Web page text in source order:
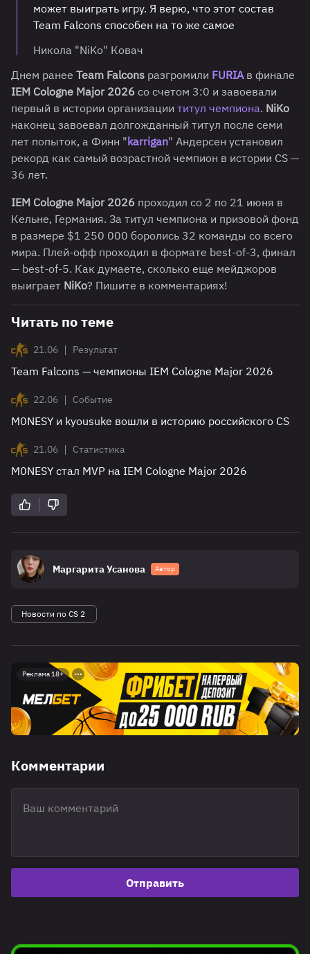
может выиграть игру. Я верю, что этот состав
Team Falcons способен на то же самое
Никола "NiKo" Ковач
Днем ранее Team Falcons разгромили FURIAв финале
IEM Cologne Major 2026 со счетом 3:0 и завоевали
первый в истории организации титул чемпиона. NiKo
наконец завоевал долгожданный титул после семи
лет попыток, а Финн "karrigan" Андерсен установил
рекорд как самый возрастной чемпион в истории CS —
36 лет.
IEM Cologne Major 2026 проходил со 2 по 21 июня в
Кельне, Германия. За титул чемпиона и призовой фонд
в размере $1 250 000 боролись 32 команды со всего
мира. Плей-офф проходил в формате best-of-3, финал
— best-of-5. Как думаете, сколько еще мейджоров
выиграет NiKo? Пишите в комментариях!
Читать по теме
21.06 | Результат
Team Falcons — чемпионы IEM Cologne Major 2026
22.06 | Событие
M0NESY и kyousuke вошли в историю российского CS
21.06 | Статистика
M0NESY стал MVP на IEM Cologne Major 2026
Маргарита Усанова Автор
Новости по CS 2
Реклама 18+
Комментарии
Отправить